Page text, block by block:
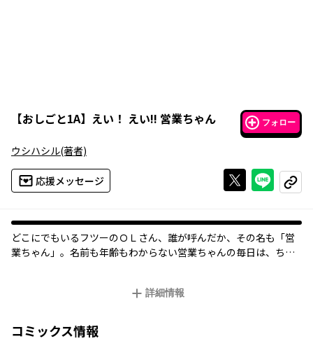
【おしごと1A】 えい！ えい!! 営業ちゃん フォロー
ウシハシル(著者)
応援メッセージ Xで投稿する
ライン
コピー
どこにでもいるフツーのＯＬさん、誰が呼んだか、その名も「営
業ちゃん」。名前も年齢もわからない営業ちゃんの毎日は、ちょ
人気者・営業ちゃんの日々を追う！
詳細情報
コミックス情報